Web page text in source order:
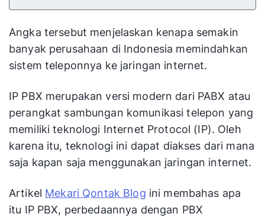
Angka tersebut menjelaskan kenapa semakin
banyak perusahaan di Indonesia memindahkan
sistem teleponnya ke jaringan internet.
IP PBX merupakan versi modern dari PABX atau
perangkat sambungan komunikasi telepon yang
memiliki teknologi Internet Protocol (IP). Oleh
karena itu, teknologi ini dapat diakses dari mana
saja kapan saja menggunakan jaringan internet.
Artikel Mekari Qontak Blog ini membahas apa
itu IP PBX, perbedaannya dengan PBX